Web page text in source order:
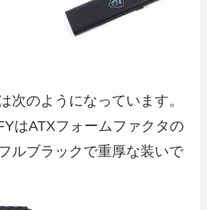
次のようになっています。
はATXフォームファクタの
ルブラックで重厚な装いで